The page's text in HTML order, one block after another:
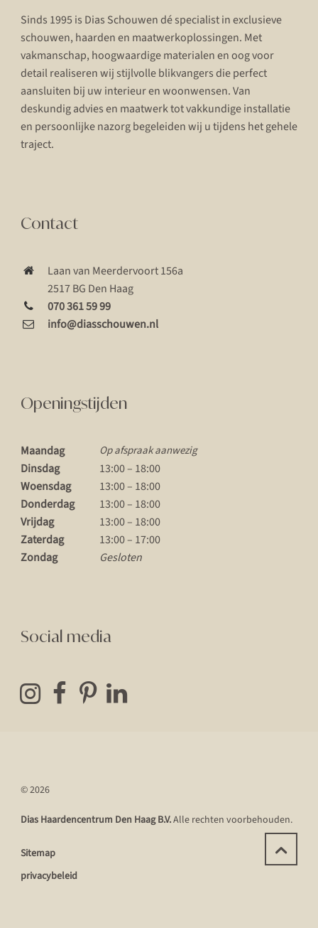
Sinds 1995 is Dias Schouwen dé specialist in exclusieve
schouwen, haarden en maatwerkoplossingen. Met
vakmanschap, hoogwaardige materialen en oog voor
detail realiseren wij stijlvolle blikvangers die perfect
aansluiten bij uw interieur en woonwensen. Van
deskundig advies en maatwerk tot vakkundige installatie
en persoonlijke nazorg begeleiden wij u tijdens het gehele
traject.
Contact
Laan van Meerdervoort 156a
2517 BG Den Haag
070 361 59 99
info@diasschouwen.nl
Openingstijden
Maandag Op afspraak aanwezig
Dinsdag
13:00 – 18:00
Woensdag
13:00 – 18:00
Donderdag
13:00 – 18:00
Vrijdag
13:00 – 18:00
Zaterdag
13:00 – 17:00
Zondag
Gesloten
Social media
© 2026
Dias Haardencentrum Den Haag B.V.Alle rechten voorbehouden.
Sitemap
privacybeleid